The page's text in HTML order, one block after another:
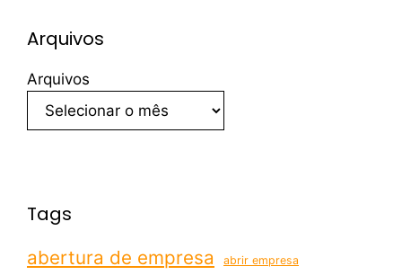
Arquivos
Arquivos
Tags
abertura de empresa
abrir empresa